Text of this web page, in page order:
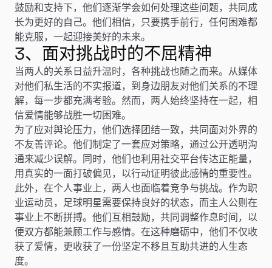
鼓励和支持下，他们逐渐学会如何处理这些问题，共同成
长为更好的自己。他们相信，只要携手前行，任何困难都
能克服，一起迎接美好的未来。
3、面对挑战时的不屈精神
当两人的关系日益升温时，各种挑战也随之而来。从媒体
对他们私生活的不实报道，到身边朋友对他们关系的不理
解，每一步都充满考验。然而，两人始终坚持在一起，相
信爱情能够战胜一切困难。
为了应对舆论压力，他们选择团结一致，共同面对外界的
不友善评论。他们制定了一套应对策略，通过公开透明沟
通来减少误解。同时，他们也利用社交平台传达正能量，
用真实的一面打破偏见，以行动证明彼此感情的重要性。
此外，在个人事业上，两人也面临着竞争与挑战。作为职
业运动员，足球明星需要保持良好的状态，而主人公则在
事业上不断拼搏。他们互相鼓励，共同调整作息时间，以
便双方都能兼顾工作与感情。在这种磨砺中，他们不仅收
获了爱情，更收获了一份坚定不移且互助共进的人生态
度。